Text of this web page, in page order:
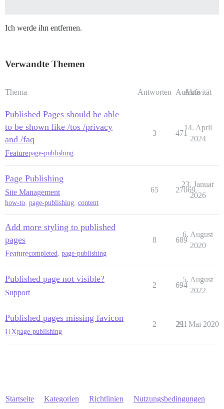
Ich werde ihn entfernen.
Verwandte Themen
Thema Antworten Aufrufe
Aktivität
Published Pages should be able
to be shown like /tos /privacy
and /faq
Featurepage-publishing
3 471
14. April
2024
Page Publishing
Site Management
how-to page-publishing content
65 27069
23. Januar
2026
Add more styling to published
pages
Featurecompleted, page-publishing
8 689
6. August
2020
Published page not visible?
Support
2 694
5. August
2022
Published pages missing favicon
UXpage-publishing
2 291
21. Mai 2020
Startseite Kategorien Richtlinien Nutzungsbedingungen